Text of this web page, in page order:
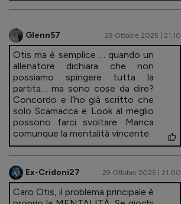
Glenn57 29 Ottobre 2025 | 21.10
Otis ma è semplice … quando un
allenatore dichiara che non
possiamo spingere tutta la
partita… ma sono cose da dire?
Concordo e l’ho già scritto che
solo Scamacca e Look al meglio
possono farci svoltare. Manca
comunque la mentalità vincente.
Ex-Cridoni27 29 Ottobre 2025 | 21.00
Caro Otis, il problema principale è